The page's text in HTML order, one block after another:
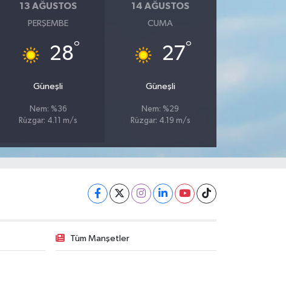
13 AĞUSTOS
PERŞEMBE
28°
Güneşli
Nem: %36
Rüzgar: 4.11 m/s
14 AĞUSTOS
CUMA
27°
Güneşli
Nem: %29
Rüzgar: 4.19 m/s
Tüm Manşetler